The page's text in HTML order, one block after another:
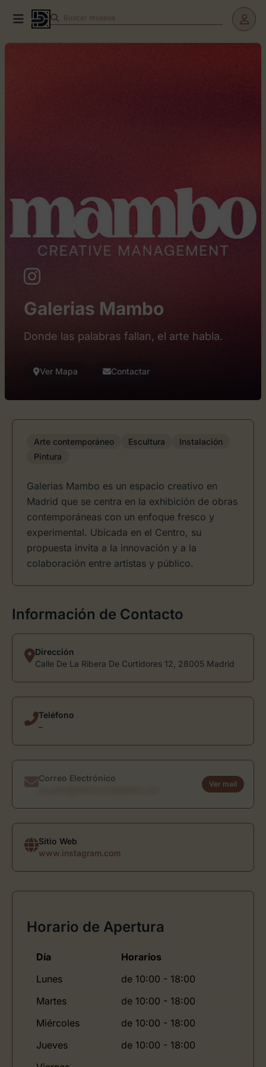
Buscar museos
Galerias Mambo
Donde las palabras fallan, el arte habla.
Ver Mapa Contactar
Arte contemporáneo Escultura
Instalación
Pintura
Galerias Mambo es un espacio creativo en
Madrid que se centra en la exhibición de obras
contemporáneas con un enfoque fresco y
experimental. Ubicada en el Centro, su
propuesta invita a la innovación y a la
colaboración entre artistas y público.
Información de Contacto
Dirección
Calle De La Ribera De Curtidores 12, 28005 Madrid
Teléfono
–
Correo Electrónico
Ver mail
Sitio Web
www.instagram.com
Horario de Apertura
Día
Horarios
Lunes
de 10:00 - 18:00
Martes
de 10:00 - 18:00
Miércoles
de 10:00 - 18:00
Jueves
de 10:00 - 18:00